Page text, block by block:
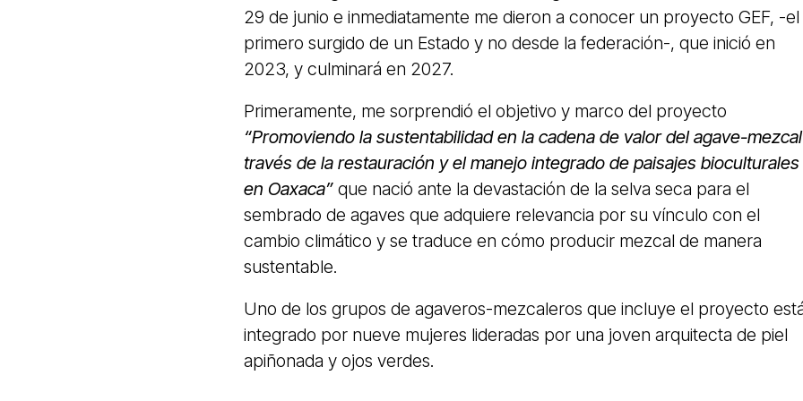
29 de junio e inmediatamente me dieron a conocer un proyecto GEF, -el
primero surgido de un Estado y no desde la federación-, que inició en
2023, y culminará en 2027.
Primeramente, me sorprendió el objetivo y marco del proyecto
“Promoviendo la sustentabilidad en la cadena de valor del agave-
través de la restauración y el manejo integrado de paisajes bioculturales
en Oaxaca” que nació ante la devastación de la selva seca para el
sembrado de agaves que adquiere relevancia por su vínculo con el
cambio climático y se traduce en cómo producir mezcal de manera
sustentable.
Uno de los grupos de agaveros-mezcaleros que incluye el proyecto
integrado por nueve mujeres lideradas por una joven arquitecta de piel
apiñonada y ojos verdes.